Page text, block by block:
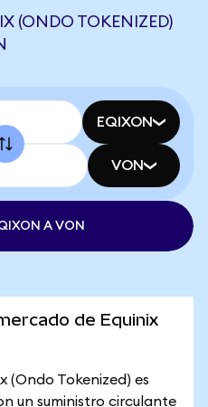
(ONDO TOKENIZED)
EQIXON
VON
A VON
de Equinix
(Ondo Tokenized) es
un suministro circulante